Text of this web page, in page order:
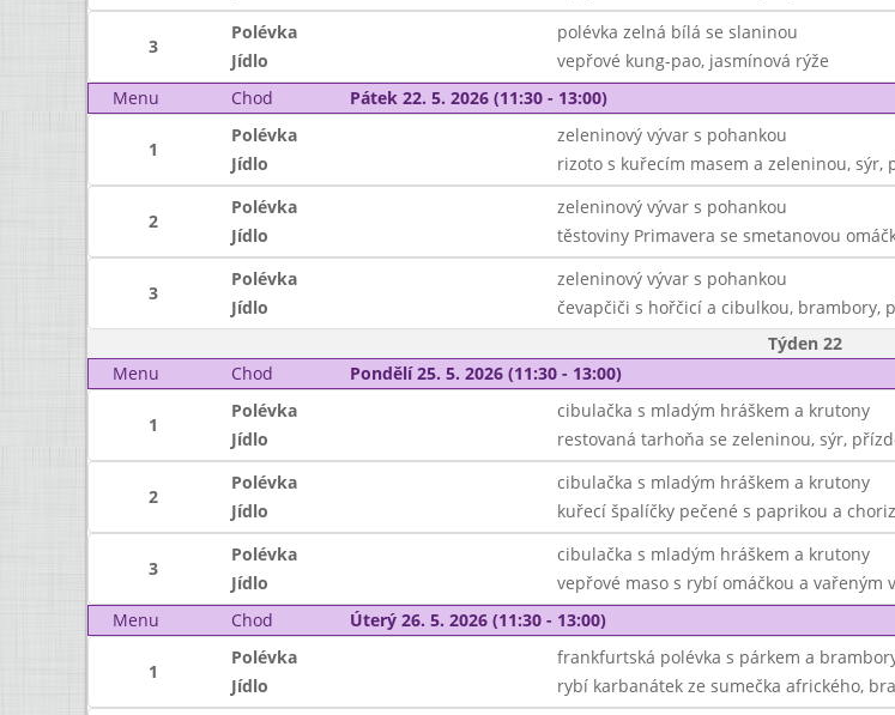
3
Polévka polévka zelná bílá se slaninou
Jídlo
vepřové kung-pao, jasmínová rýže
Menu
Chod Pátek 22. 5. 2026 (11:30 - 13:00)
1
Polévka zeleninový vývar s pohankou
Jídlo
rizoto s kuřecím masem a zeleninou, sýr,
2
Polévka zeleninový vývar s pohankou
Jídlo
těstoviny Primavera se smetanovou
3
Polévka zeleninový vývar s pohankou
Jídlo
čevapčiči s hořčicí a cibulkou, brambory,
Týden 22
Menu
Chod Pondělí 25. 5. 2026 (11:30 - 13:00)
1
Polévka cibulačka s mladým hráškem a krutony
Jídlo
restovaná tarhoňa se zeleninou, sýr,
2
Polévka cibulačka s mladým hráškem a krutony
Jídlo
kuřecí špalíčky pečené s paprikou a
3
Polévka cibulačka s mladým hráškem a krutony
Jídlo
vepřové maso s rybí omáčkou a vařeným
Menu
Chod Úterý 26. 5. 2026 (11:30 - 13:00)
1
Polévka frankfurtská polévka s párkem a
Jídlo
rybí karbanátek ze sumečka afrického,